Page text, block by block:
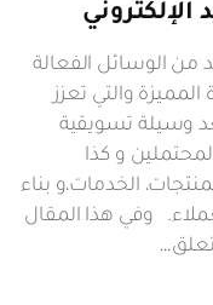
الإلكتروني
من الوسائل الفعالة
والتي تعزز
وسيلة تسويقية
و كذا
الخدمات،و بناء
وفي هذا المقال